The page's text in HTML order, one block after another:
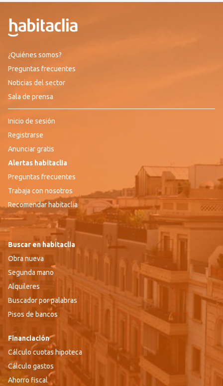
¿Quiénes somos?
Preguntas frecuentes
Noticias del sector
Sala de prensa
Inicio de sesión
Registrarse
Anunciar gratis
Alertas habitaclia
Preguntas frecuentes
Trabaja con nosotros
Recomendar habitaclia
Buscar en habitaclia
Obra nueva
Segunda mano
Alquileres
Buscador por palabras
Pisos de bancos
Financiación
Cálculo cuotas hipoteca
Cálculo gastos
Ahorro fiscal